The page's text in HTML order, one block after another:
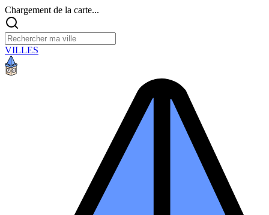
Chargement de la carte...
VILLES